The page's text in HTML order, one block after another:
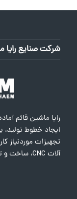
شرکت صنایع رایا
رایا ماشین قائم
ایجاد خطوط تولید،
تجهیزات موردنیاز
آلات CNC، ساخت و تهیه ماشین آلات CNC می باشد.